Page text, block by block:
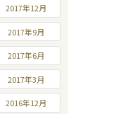
2017年12月
2017年9月
2017年6月
2017年3月
2016年12月